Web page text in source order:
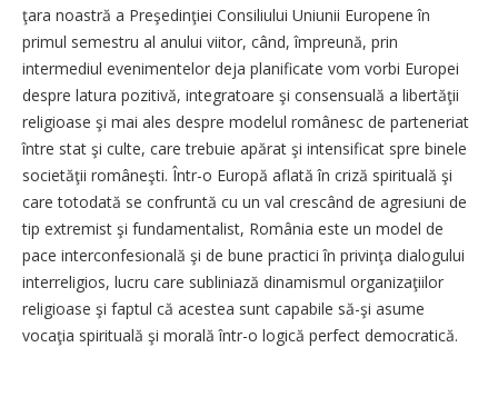
ţara noastră a Preşedinţiei Consiliului Uniunii Europene în
primul semestru al anului viitor, când, împreună, prin
intermediul evenimentelor deja planificate vom vorbi Europei
despre latura pozitivă, integratoare şi consensuală a libertăţii
religioase şi mai ales despre modelul românesc de parteneriat
între stat şi culte, care trebuie apărat şi intensificat spre binele
societăţii româneşti. Într-o Europă aflată în criză spirituală şi
care totodată se confruntă cu un val crescând de agresiuni de
tip extremist şi fundamentalist, România este un model de
pace interconfesională şi de bune practici în privinţa dialogului
interreligios, lucru care subliniază dinamismul organizaţiilor
religioase şi faptul că acestea sunt capabile să-şi asume
vocaţia spirituală şi morală într-o logică perfect democratică.